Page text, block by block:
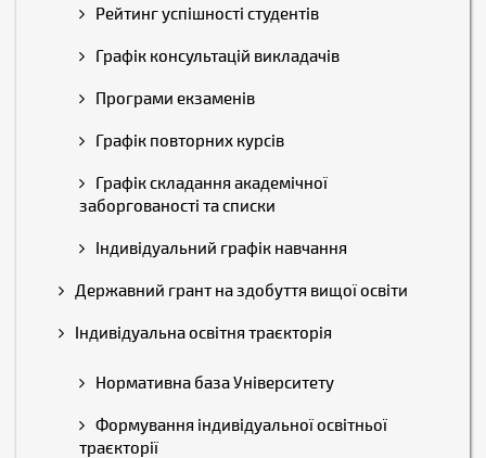
Рейтинг успішності студентів
Графік консультацій викладачів
Програми екзаменів
Графік повторних курсів
Графік складання академічної
заборгованості та списки
Індивідуальний графік навчання
Державний грант на здобуття вищої освіти
Індивідуальна освітня траєкторія
Нормативна база Університету
Формування індивідуальної освітньої
траєкторії